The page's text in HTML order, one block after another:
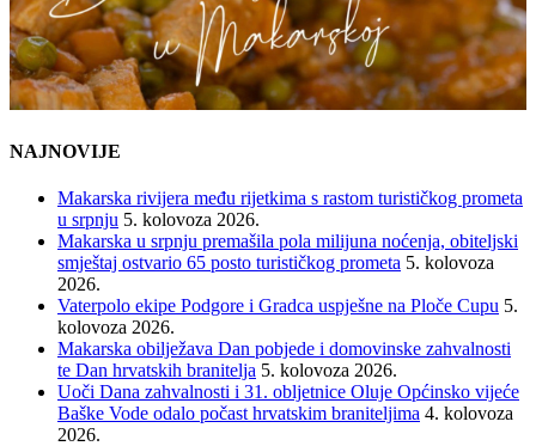
NAJNOVIJE
Makarska rivijera među rijetkima s rastom turističkog prometa
u srpnju 5. kolovoza 2026.
Makarska u srpnju premašila pola milijuna noćenja, obiteljski
smještaj ostvario 65 posto turističkog prometa 5. kolovoza
2026.
Vaterpolo ekipe Podgore i Gradca uspješne na Ploče Cupu 5.
kolovoza 2026.
Makarska obilježava Dan pobjede i domovinske zahvalnosti
te Dan hrvatskih branitelja 5. kolovoza 2026.
Uoči Dana zahvalnosti i 31. obljetnice Oluje Općinsko vijeće
Baške Vode odalo počast hrvatskim braniteljima 4. kolovoza
2026.